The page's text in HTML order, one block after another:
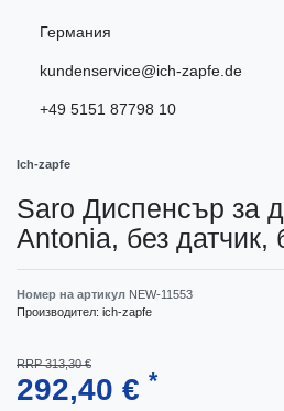
Германия
kundenservice@ich-zapfe.de
+49 5151 87798 10
Ich-zapfe
Saro Диспенсър за
Antonia, без датчик,
Номер на артикул NEW-11553
Производител: ich-zapfe
RRP 313,30 €
292,40 € *